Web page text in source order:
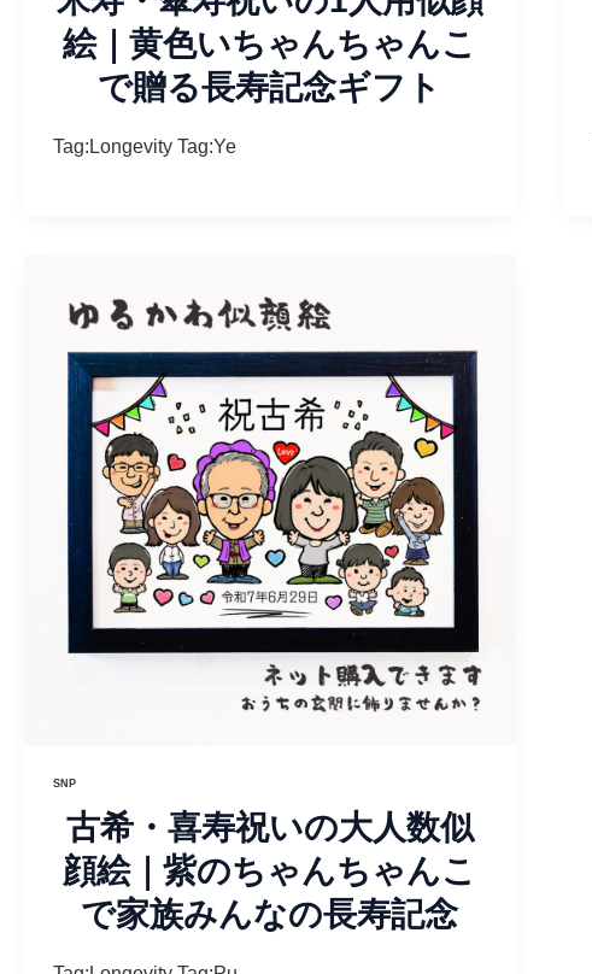
絵｜黄色いちゃんちゃんこ
で贈る長寿記念ギフト
Tag:Longevity Tag:Ye
SNP
古希・喜寿祝いの大人数似
顔絵｜紫のちゃんちゃんこ
で家族みんなの長寿記念